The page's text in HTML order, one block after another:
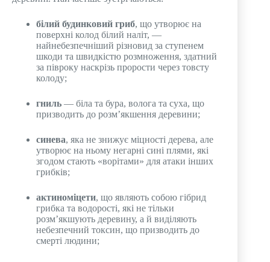
білий будинковий гриб, що утворює на
поверхні колод білий наліт, —
найнебезпечніший різновид за ступенем
шкоди та швидкістю розмноження, здатний
за півроку наскрізь прорости через товсту
колоду;
гниль — біла та бура, волога та суха, що
призводить до розм’якшення деревини;
синева, яка не знижує міцності дерева, але
утворює на ньому негарні сині плями, які
згодом стають «ворітами» для атаки інших
грибків;
актиноміцети, що являють собою гібрид
грибка та водорості, які не тільки
розм’якшують деревину, а й виділяють
небезпечний токсин, що призводить до
смерті людини;